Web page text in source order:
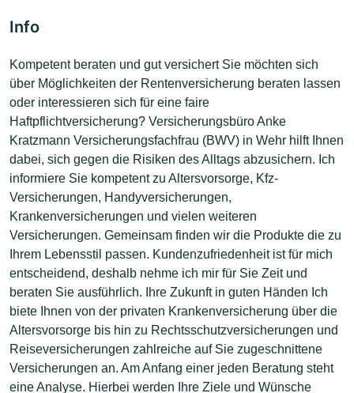
Info
Kompetent beraten und gut versichert Sie möchten sich
über Möglichkeiten der Rentenversicherung beraten lassen
oder interessieren sich für eine faire
Haftpflichtversicherung? Versicherungsbüro Anke
Kratzmann Versicherungsfachfrau (BWV) in Wehr hilft Ihnen
dabei, sich gegen die Risiken des Alltags abzusichern. Ich
informiere Sie kompetent zu Altersvorsorge, Kfz-
Versicherungen, Handyversicherungen,
Krankenversicherungen und vielen weiteren
Versicherungen. Gemeinsam finden wir die Produkte die zu
Ihrem Lebensstil passen. Kundenzufriedenheit ist für mich
entscheidend, deshalb nehme ich mir für Sie Zeit und
beraten Sie ausführlich. Ihre Zukunft in guten Händen Ich
biete Ihnen von der privaten Krankenversicherung über die
Altersvorsorge bis hin zu Rechtsschutzversicherungen und
Reiseversicherungen zahlreiche auf Sie zugeschnittene
Versicherungen an. Am Anfang einer jeden Beratung steht
eine Analyse. Hierbei werden Ihre Ziele und Wünsche